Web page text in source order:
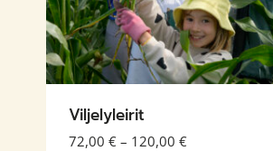
Viljelyleirit
72,00 € – 120,00 €Hintaluokka: